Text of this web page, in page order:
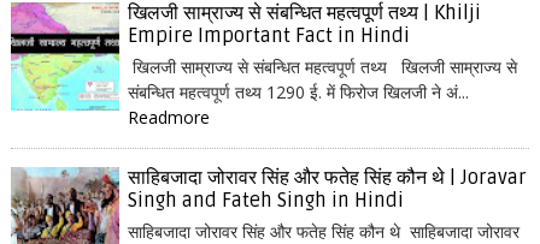
खिलजी साम्राज्य से संबन्धित महत्वपूर्ण तथ्य | Khilji
Empire Important Fact in Hindi
खिलजी साम्राज्य से संबन्धित महत्वपूर्ण तथ्य खिलजी साम्राज्य से
संबन्धित महत्वपूर्ण तथ्य 1290 ई. में फिरोज खिलजी ने अं...
Readmore
साहिबजादा जोरावर सिंह और फतेह सिंह कौन थे | Joravar
Singh and Fateh Singh in Hindi
साहिबजादा जोरावर सिंह और फतेह सिंह कौन थे साहिबजादा जोरावर